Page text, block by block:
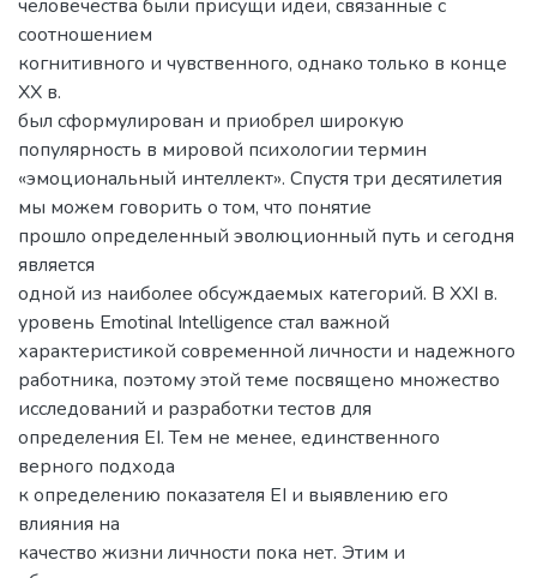
человечества были присущи идеи, связанные с
соотношением
когнитивного и чувственного, однако только в конце
XX в.
был сформулирован и приобрел широкую
популярность в мировой психологии термин
«эмоциональный интеллект». Спустя три десятилетия
мы можем говорить о том, что понятие
прошло определенный эволюционный путь и сегодня
является
одной из наиболее обсуждаемых категорий. В XXI в.
уровень Emotinal Intelligence стал важной
характеристикой современной личности и надежного
работника, поэтому этой теме посвящено множество
исследований и разработки тестов для
определения EI. Тем не менее, единственного
верного подхода
к определению показателя EI и выявлению его
влияния на
качество жизни личности пока нет. Этим и